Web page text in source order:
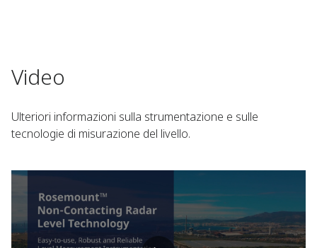
Video
Ulteriori informazioni sulla strumentazione e sulle
tecnologie di misurazione del livello.